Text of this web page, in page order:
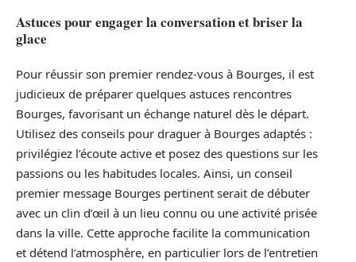
Astuces pour engager la conversation et briser la
glace
Pour réussir son premier rendez-vous à Bourges, il est
judicieux de préparer quelques astuces rencontres
Bourges, favorisant un échange naturel dès le départ.
Utilisez des conseils pour draguer à Bourges adaptés :
privilégiez l’écoute active et posez des questions sur les
passions ou les habitudes locales. Ainsi, un conseil
premier message Bourges pertinent serait de débuter
avec un clin d’œil à un lieu connu ou une activité prisée
dans la ville. Cette approche facilite la communication
et détend l’atmosphère, en particulier lors de l’entretien